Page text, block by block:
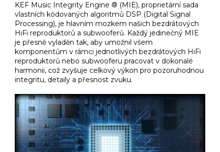
KEF Music Integrity Engine ® (MIE), proprietární sada
vlastních kódovaných algoritmů DSP (Digital Signal
Processing), je hlavním mozkem našich bezdrátových
HiFi reproduktorů a subwooferů. Každý jedinečný MIE
je přesně vyladěn tak, aby umožnil všem
komponentům v rámci jednotlivých bezdrátových HiFi
reproduktorů nebo subwooferu pracovat v dokonalé
harmonii, což zvyšuje celkový výkon pro pozoruhodnou
integritu, detaily a přesnost zvuku.​